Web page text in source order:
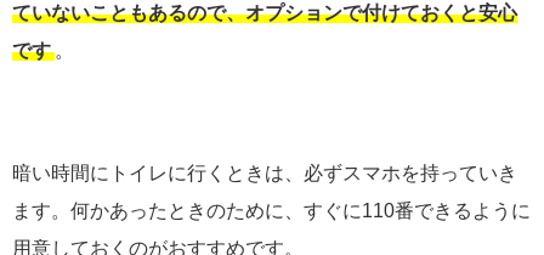
ていないこともあるので、オプションで付けておくと安心
です 。
暗い時間にトイレに行くときは、必ずスマホを持っていき
ます。何かあったときのために、すぐに110番できるように
用意しておくのがおすすめです。